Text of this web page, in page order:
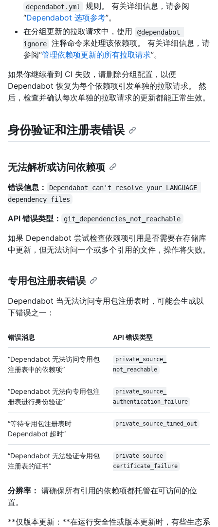
dependabot.yml
规则。 有关详细信息，请参阅
“Dependabot 选项参考”。
在分组更新的拉取请求中，使用
@dependabot
ignore
注释命令来处理该依赖项。 有关详细信息，请
参阅“管理依赖项更新的所有拉取请求”。
如果你继续看到 CI 失败，请删除分组配置，以便
Dependabot 恢复为每个依赖项引发单独的拉取请求。 然
后，检查并确认每次单独的拉取请求的更新都能正常生效。
身份验证和注册表错误
无法解析或访问依赖项
错误信息：
Dependabot can't resolve your LANGUAGE
dependency files
API 错误类型： git_dependencies_not_reachable
如果 Dependabot 尝试检查依赖项引用是否需要在存储库
中更新，但无法访问一个或多个引用的文件，操作将失败。
专用包注册表错误
Dependabot 当无法访问专用包注册表时，可能会生成以
下错误之一：
错误消息 API 错误类型
“Dependabot 无法访问专用包
注册表中的依赖项”
private_source_
not_reachable
“Dependabot 无法向专用包注
册表进行身份验证”
private_source_
authentication_ failure
“等待专用包注册表时
Dependabot 超时”
private_source_ timed_out
“Dependabot 无法验证专用包
注册表的证书”
private_source_
certificate_failure
分辨率： 请确保所有引用的依赖项都托管在可访问的位
置。
**仅版本更新：**在运行安全性或版本更新时，有些生态系